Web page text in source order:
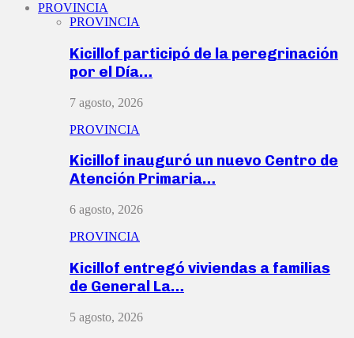
PROVINCIA
PROVINCIA
Kicillof participó de la peregrinación
por el Día…
7 agosto, 2026
PROVINCIA
Kicillof inauguró un nuevo Centro de
Atención Primaria…
6 agosto, 2026
PROVINCIA
Kicillof entregó viviendas a familias
de General La…
5 agosto, 2026